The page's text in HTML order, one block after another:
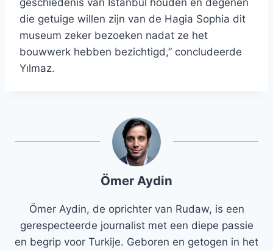
geschiedenis van Istanbul houden en degenen
die getuige willen zijn van de Hagia Sophia dit
museum zeker bezoeken nadat ze het
bouwwerk hebben bezichtigd,” concludeerde
Yılmaz.
Ömer Aydin
Ömer Aydin, de oprichter van Rudaw, is een
gerespecteerde journalist met een diepe passie
en begrip voor Turkije. Geboren en getogen in het